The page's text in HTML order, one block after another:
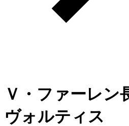
Ｖ・ファーレン
ヴォルティス